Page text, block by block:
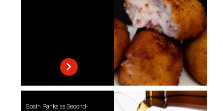
Spain Ranks as Second-